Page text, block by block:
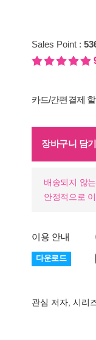
Sales Point :
카드/간편결제
장바구니 담기
배송되지 않
안정적으로
이용 안내
다운로드
관심 저자, 시리